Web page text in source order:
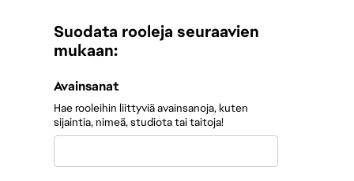
Suodata rooleja seuraavien
mukaan:
Suodata rooleja seuraavien mukaan:
Avainsanat
Hae rooleihin liittyviä avainsanoja, kuten
sijaintia, nimeä, studiota tai taitoja!